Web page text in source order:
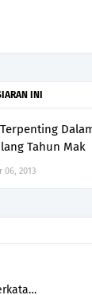
INI
Tahun Mak
06, 2013